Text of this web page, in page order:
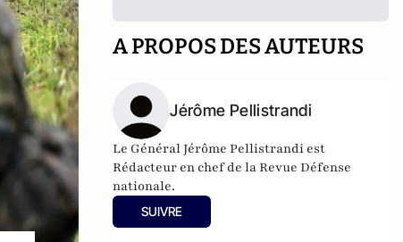
A PROPOS DES AUTEURS
Jérôme Pellistrandi
Le Général Jérôme Pellistrandi est
Rédacteur en chef de la Revue Défense
nationale.
SUIVRE